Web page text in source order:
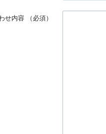
せ内容 （必須）